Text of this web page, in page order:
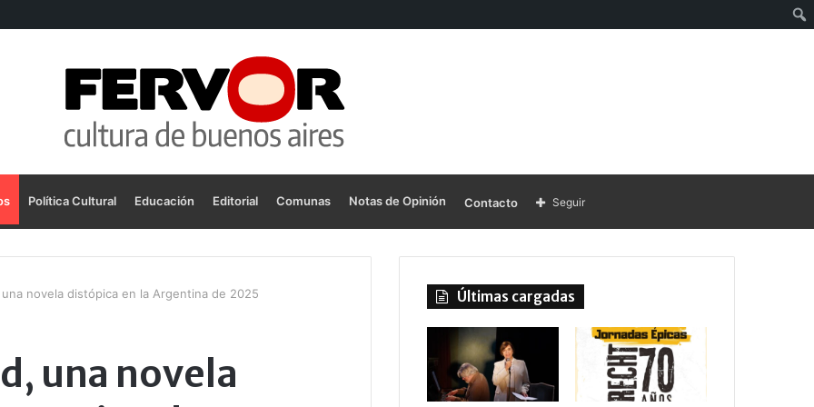
Política Cultural Educación Editorial Comunas Notas de Opinión Contacto Seguir
novela distópica en la Argentina de 2025
una novela
Últimas cargadas